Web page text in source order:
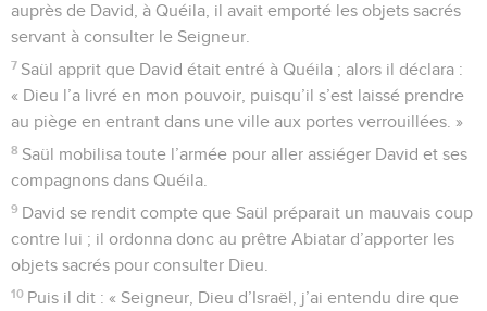
auprès de David, à Quéila, il avait emporté les objets sacrés
servant à consulter le Seigneur.
7 Saül apprit que David était entré à Quéila ; alors il déclara :
« Dieu l’a livré en mon pouvoir, puisqu’il s’est laissé prendre
au piège en entrant dans une ville aux portes verrouillées. »
8 Saül mobilisa toute l’armée pour aller assiéger David et ses
compagnons dans Quéila.
9 David se rendit compte que Saül préparait un mauvais coup
contre lui ; il ordonna donc au prêtre Abiatar d’apporter les
objets sacrés pour consulter Dieu.
10 Puis il dit : « Seigneur, Dieu d’Israël, j’ai entendu dire que